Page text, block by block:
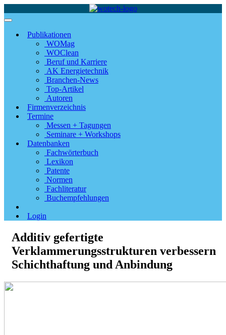
Publikationen
WOMag
WOClean
Beruf und Karriere
AK Energietechnik
Branchen-News
Top-Artikel
Autoren
Firmenverzeichnis
Termine
Messen + Tagungen
Seminare + Workshops
Datenbanken
Fachwörterbuch
Lexikon
Patente
Normen
Fachliteratur
Buchempfehlungen
Login
Additiv gefertigte
Verklammerungsstrukturen verbessern
Schichthaftung und Anbindung